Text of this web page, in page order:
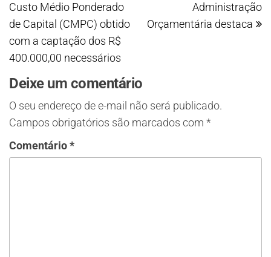
Custo Médio Ponderado
de Capital (CMPC) obtido
com a captação dos R$
400.000,00 necessários
Administração
Orçamentária destaca
Deixe um comentário
O seu endereço de e-mail não será publicado.
Campos obrigatórios são marcados com *
Comentário*